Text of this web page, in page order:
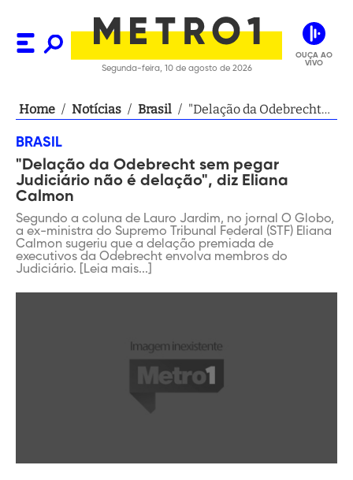
Segunda-feira, 10 de agosto de 2026
OUÇA AO
VIVO
Home / Notícias / Brasil / "Delação da Odebrecht
Calmon
BRASIL
"Delação da Odebrecht sem pegar
Judiciário não é delação", diz Eliana
Calmon
Segundo a coluna de Lauro Jardim, no jornal O Globo,
a ex-ministra do Supremo Tribunal Federal (STF) Eliana
Calmon sugeriu que a delação premiada de
executivos da Odebrecht envolva membros do
Judiciário. [Leia mais...]